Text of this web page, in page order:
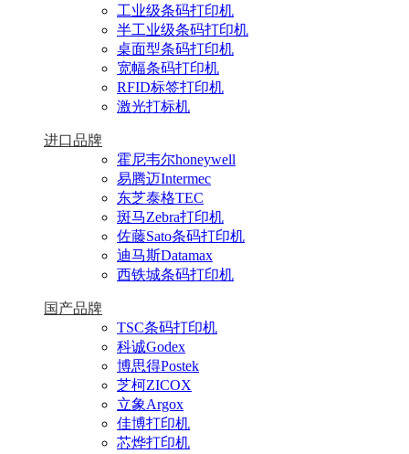
工业级条码打印机
半工业级条码打印机
桌面型条码打印机
宽幅条码打印机
RFID标签打印机
激光打标机
进口品牌
霍尼韦尔honeywell
易腾迈Intermec
东芝泰格TEC
斑马Zebra打印机
佐藤Sato条码打印机
迪马斯Datamax
西铁城条码打印机
国产品牌
TSC条码打印机
科诚Godex
博思得Postek
芝柯ZICOX
立象Argox
佳博打印机
芯烨打印机